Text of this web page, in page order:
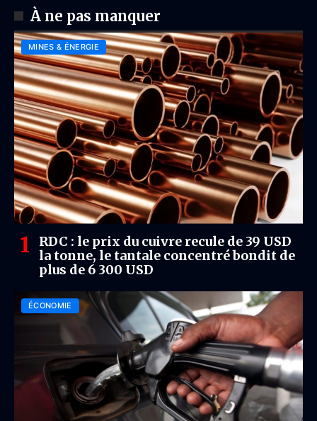
À ne pas manquer
MINES & ÉNERGIE
RDC : le prix du cuivre recule de 39 USD
la tonne, le tantale concentré bondit de
plus de 6 300 USD
ÉCONOMIE